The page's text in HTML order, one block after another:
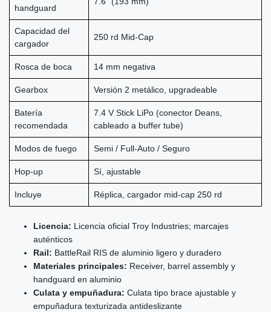
handguard
Capacidad del
cargador
250 rd Mid-Cap
Rosca de boca 14 mm negativa
Gearbox Versión 2 metálico, upgradeable
Batería
recomendada
7.4 V Stick LiPo (conector Deans,
cableado a buffer tube)
Modos de fuego Semi / Full-Auto / Seguro
Hop-up Sí, ajustable
Incluye Réplica, cargador mid-cap 250 rd
Licencia: Licencia oficial Troy Industries; marcajes
auténticos
Rail: BattleRail RIS de aluminio ligero y duradero
Materiales principales: Receiver, barrel assembly y
handguard en aluminio
Culata y empuñadura: Culata tipo brace ajustable y
empuñadura texturizada antideslizante